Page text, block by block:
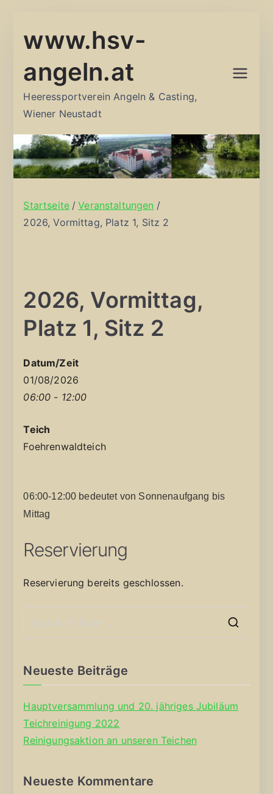
Inhalt
www.hsv-
angeln.at
Heeressportverein Angeln & Casting,
Wiener Neustadt
Startseite
Veranstaltungen
2026, Vormittag, Platz 1, Sitz 2
2026, Vormittag,
Platz 1, Sitz 2
Datum/Zeit
01/08/2026
06:00 - 12:00
Teich
Foehrenwaldteich
06:00-12:00 bedeutet von Sonnenaufgang bis
Mittag
Reservierung
Reservierung bereits geschlossen.
Neueste Beiträge
Hauptversammlung und 20. jähriges Jubiläum
Teichreinigung 2022
Reinigungsaktion an unseren Teichen
Neueste Kommentare